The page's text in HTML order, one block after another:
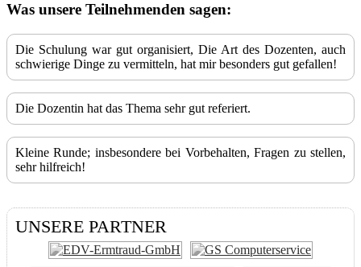
Was unsere Teilnehmenden sagen:
Die Schulung war gut organisiert, Die Art des Dozenten, auch
schwierige Dinge zu vermitteln, hat mir besonders gut gefallen!
Die Dozentin hat das Thema sehr gut referiert.
Kleine Runde; insbesondere bei Vorbehalten, Fragen zu stellen,
sehr hilfreich!
UNSERE PARTNER